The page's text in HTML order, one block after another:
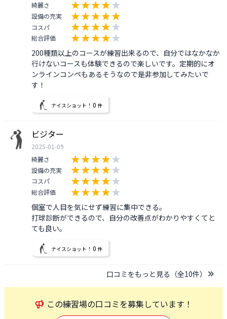
綺麗さ
設備の充実
コスパ
総合評価
200種類以上のコースが練習出来るので、自分ではなかなか
行けないコースも体験できるので楽しいです。定期的にオ
ンラインコンペもあるそうなので是非参加してみたいで
す！
ナイスショット！ 0 件
ビジター
2025-01-09
綺麗さ
設備の充実
コスパ
総合評価
個室で人目を気にせず練習に集中できる。
打球診断ができるので、自分の改善点がわかりやすくてと
ても良い。
ナイスショット！ 0 件
口コミをもっと見る（全10件）
この練習場の口コミを募集しています！